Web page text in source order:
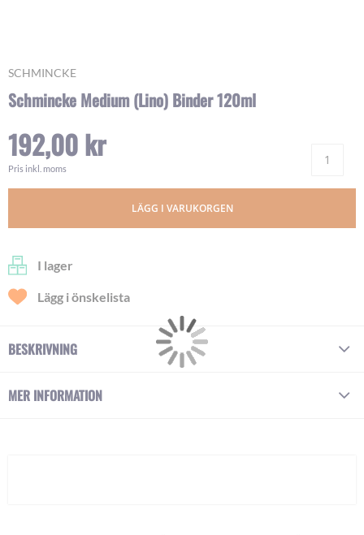
SCHMINCKE
Schmincke Medium (Lino) Binder 120ml
192,00 kr
Pris inkl. moms
LÄGG I VARUKORGEN
I lager
Lägg i önskelista
Skip
the
of
the
images
BESKRIVNING
MER INFORMATION